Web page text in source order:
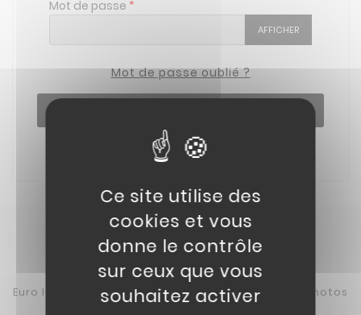
Mot de passe
AFFICHER
Mot de passe oublié ?
Pas de compte ? Créez-en un
Euro Import Moto propose une vaste gamme de motos
Ce site utilise des
cookies et vous
donne le contrôle
sur ceux que vous
souhaitez activer